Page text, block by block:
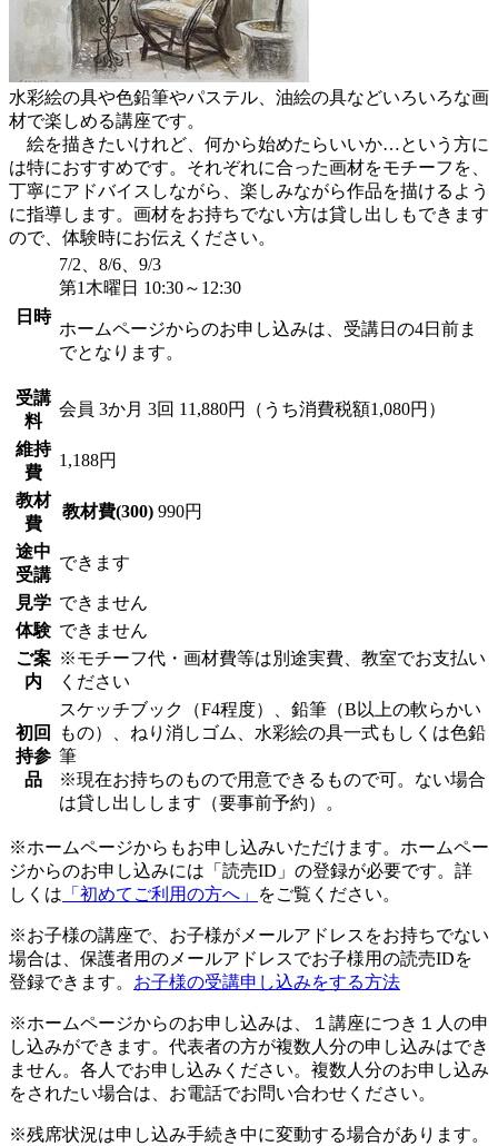
水彩絵の具や色鉛筆やパステル、油絵の具などいろいろな画
材で楽しめる講座です。
絵を描きたいけれど、何から始めたらいいか…という方に
は特におすすめです。それぞれに合った画材をモチーフを、
丁寧にアドバイスしながら、楽しみながら作品を描けるよう
に指導します。画材をお持ちでない方は貸し出しもできます
ので、体験時にお伝えください。
日時
7/2、8/6、9/3
第1木曜日 10:30～12:30
ホームページからのお申し込みは、受講日の4日前ま
でとなります。
受講
料
会員 3か月 3回 11,880円（うち消費税額1,080円）
維持
費
1,188円
教材
費
教材費(300) 990円
途中
受講
できます
見学 できません
体験 できません
ご案
内
※モチーフ代・画材費等は別途実費、教室でお支払い
ください
初回
持参
品
スケッチブック（F4程度）、鉛筆（B以上の軟らかい
もの）、ねり消しゴム、水彩絵の具一式もしくは色鉛
筆
※現在お持ちのもので用意できるもので可。ない場合
は貸し出しします（要事前予約）。
※ホームページからもお申し込みいただけます。ホームペー
ジからのお申し込みには「読売ID」の登録が必要です。詳
しくは 「初めてご利用の方へ」 をご覧ください。
※お子様の講座で、お子様がメールアドレスをお持ちでない
場合は、保護者用のメールアドレスでお子様用の読売IDを
登録できます。 お子様の受講申し込みをする方法
※ホームページからのお申し込みは、１講座につき１人の申
し込みができます。代表者の方が複数人分の申し込みはでき
ません。各人でお申し込みください。複数人分のお申し込み
をされたい場合は、お電話でお問い合わせください。
※残席状況は申し込み手続き中に変動する場合があります。